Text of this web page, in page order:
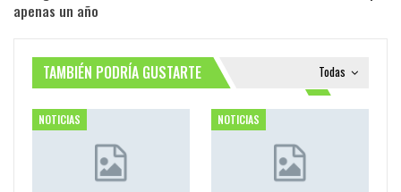
apenas un año
Todas
TAMBIÉN PODRÍA GUSTARTE
NOTICIAS NOTICIAS